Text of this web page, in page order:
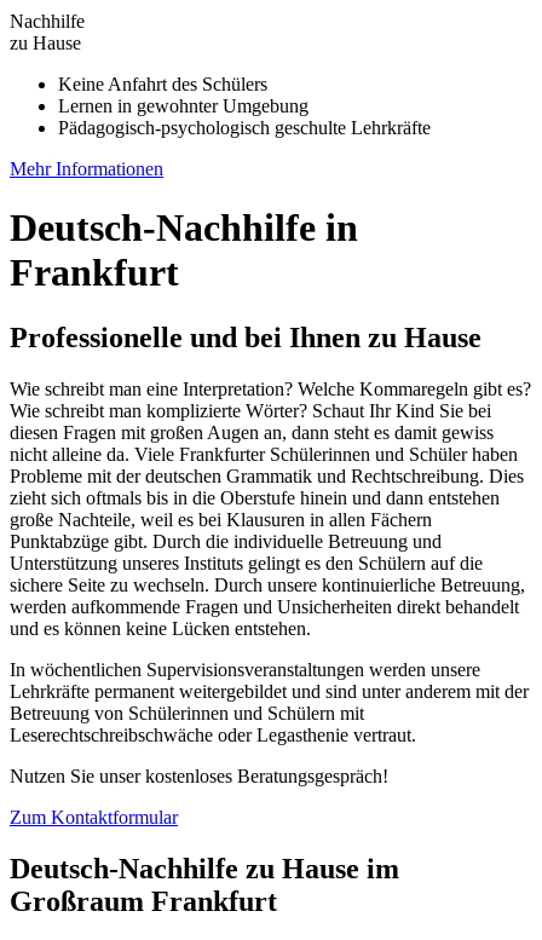
Nachhilfe
zu Hause
Keine Anfahrt des Schülers
Lernen in gewohnter Umgebung
Pädagogisch-psychologisch geschulte Lehrkräfte
Mehr Informationen
Deutsch-Nachhilfe in
Frankfurt
Professionelle und bei Ihnen zu Hause
Wie schreibt man eine Interpretation? Welche Kommaregeln gibt es?
Wie schreibt man komplizierte Wörter? Schaut Ihr Kind Sie bei
diesen Fragen mit großen Augen an, dann steht es damit gewiss
nicht alleine da. Viele Frankfurter Schülerinnen und Schüler haben
Probleme mit der deutschen Grammatik und Rechtschreibung. Dies
zieht sich oftmals bis in die Oberstufe hinein und dann entstehen
große Nachteile, weil es bei Klausuren in allen Fächern
Punktabzüge gibt. Durch die individuelle Betreuung und
Unterstützung unseres Instituts gelingt es den Schülern auf die
sichere Seite zu wechseln. Durch unsere kontinuierliche Betreuung,
werden aufkommende Fragen und Unsicherheiten direkt behandelt
und es können keine Lücken entstehen.
In wöchentlichen Supervisionsveranstaltungen werden unsere
Lehrkräfte permanent weitergebildet und sind unter anderem mit der
Betreuung von Schülerinnen und Schülern mit
Leserechtschreibschwäche oder Legasthenie vertraut.
Nutzen Sie unser kostenloses Beratungsgespräch!
Zum Kontaktformular
Deutsch-Nachhilfe zu Hause im
Großraum Frankfurt